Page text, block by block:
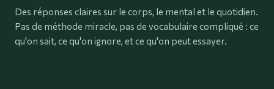
Des réponses claires sur le corps, le mental et le quotidien.
Pas de méthode miracle, pas de vocabulaire compliqué : ce
qu'on sait, ce qu'on ignore, et ce qu'on peut essayer.